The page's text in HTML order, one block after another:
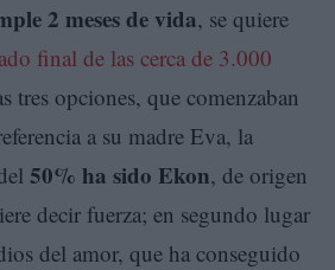
2 meses de vida, se quiere
final de las cerca de 3.000
tres opciones, que comenzaban
a su madre Eva, la
50% ha sido Ekon, de origen
decir fuerza; en segundo lugar
del amor, que ha conseguido